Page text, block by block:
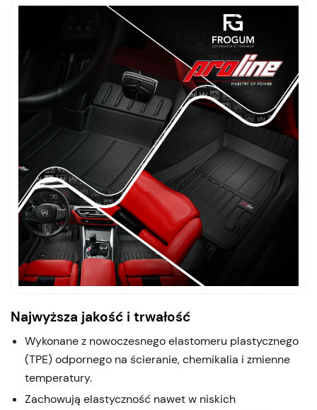
Najwyższa jakość i trwałość
Wykonane z nowoczesnego elastomeru plastycznego
(TPE) odpornego na ścieranie, chemikalia i zmienne
temperatury.
Zachowują elastyczność nawet w niskich